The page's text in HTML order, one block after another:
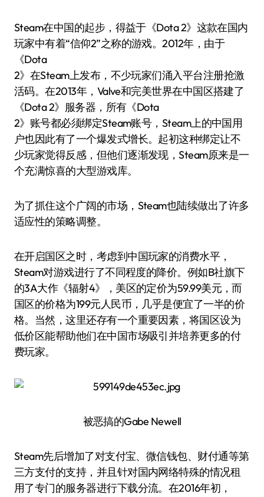
Steam在中国的起步，得益于《Dota 2》这款在国内
玩家中有着“信仰2”之称的游戏。2012年，由于
《Dota
2》在Steam上发布，不少玩家们涌入平台注册抢激
活码。在2013年，Valve和完美世界在中国区搭建了
《Dota 2》服务器，所有《Dota
2》账号都必须绑定Steam账号，Steam上的中国用
户也因此有了一个爆发式增长。起初这种绑定让不
少玩家觉得反感，但他们逐渐发现，Steam原来是一
个充满惊喜的大型游戏库。
为了抓住这个广阔的市场，Steam也陆续做出了许多
适应性的策略调整。
在开启国区之时，考虑到中国玩家的消费水平，
Steam对游戏进行了不同程度的降价。例如B社旗下
的3A大作《辐射4》，美区的定价为59.99美元，而
国区的价格为199元人民币，几乎是便宜了一半的价
格。当然，这里还存有一个重要因素，将国区设为
低价区能帮助他们在中国市场吸引并培养更多的付
费玩家。
被恶搞的Gabe Newell
Steam先后增加了对支付宝、微信钱包、财付通等第
三方支付的支持，并且针对国内网络特殊的情况租
用了专门的服务器进行下载分流。在2016年初，